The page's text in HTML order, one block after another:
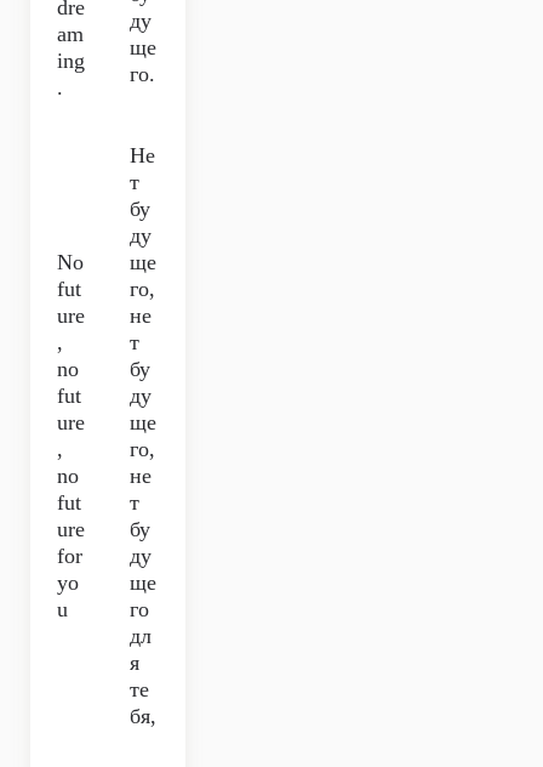
dre
am
ing
.
ду
ще
го.
No
fut
ure
,
no
fut
ure
,
no
fut
ure
for
yo
u
Не
т
бу
ду
ще
го,
не
т
бу
ду
ще
го,
не
т
бу
ду
ще
го
дл
я
те
бя,